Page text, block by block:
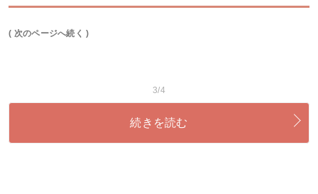
( 次のページへ続く )
3/4
続きを読む